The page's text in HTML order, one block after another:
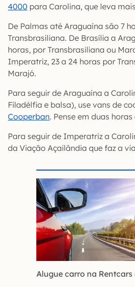
4000 para Carolina, que leva
De Palmas até Araguaína são 7
Transbrasiliana. De Brasília a
horas, por Transbrasiliana ou
Imperatriz, 23 a 24 horas por
Marajó.
Para seguir de Araguaína a
Filadélfia e balsa), use vans de
Cooperban. Pense em duas
Para seguir de Imperatriz a
da Viação Açailândia que faz a
Alugue carro na Rentcars